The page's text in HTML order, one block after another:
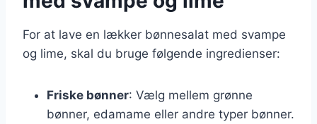
For at lave en lækker bønnesalat med svampe
og lime, skal du bruge følgende ingredienser:
Friske bønner: Vælg mellem grønne
bønner, edamame eller andre typer bønner.